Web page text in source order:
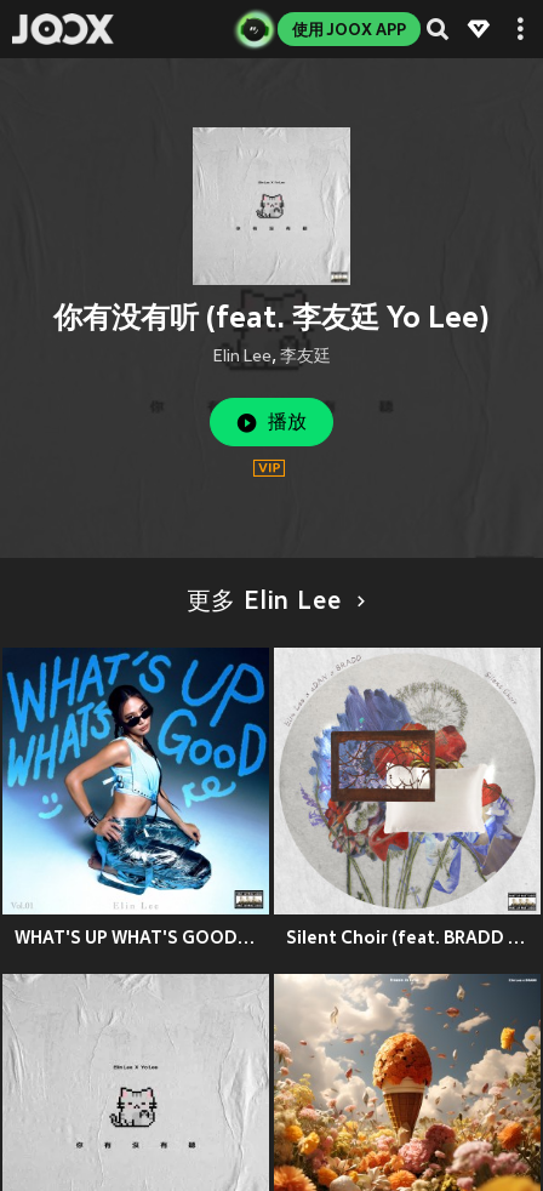
使用 JOOX APP
你有没有听 (feat. 李友廷 Yo Lee)
Elin Lee, 李友廷
播放
更多 Elin Lee
WHAT'S UP WHAT'S GOOD Vol.1 (Explicit) Silent Choir (feat. BRADD & aDAN)